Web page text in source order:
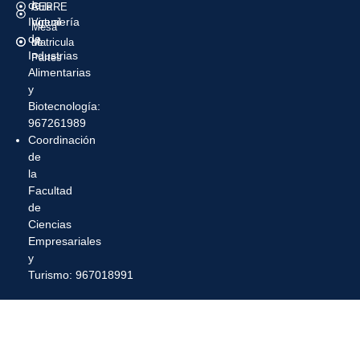
Aula
Virtual
Matricula
CEPRE
Mesa
de
Partes
de
Ingeniería
de
Industrias
Alimentarias
y
Biotecnología:
967261989
Coordinación
de
la
Facultad
de
Ciencias
Empresariales
y
Turismo: 967018991